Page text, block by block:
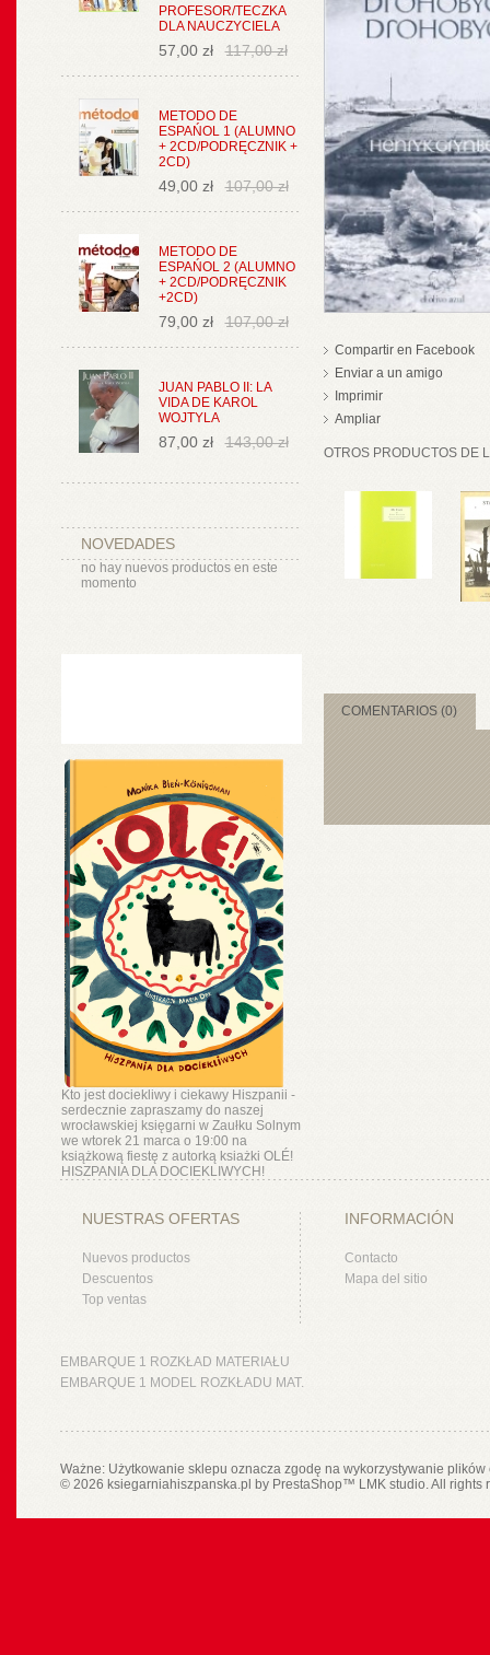
PROFESOR/TECZKA
DLA NAUCZYCIELA
57,00 zł 117,00 zł
METODO DE
ESPAŃOL 1 (ALUMNO
+ 2CD/PODRĘCZNIK +
2CD)
49,00 zł 107,00 zł
METODO DE
ESPAŃOL 2 (ALUMNO
+ 2CD/PODRĘCZNIK
+2CD)
79,00 zł 107,00 zł
JUAN PABLO II: LA
VIDA DE KAROL
WOJTYLA
87,00 zł 143,00 zł
NOVEDADES
no hay nuevos productos en este
momento
Kto jest dociekliwy i ciekawy Hiszpanii -
serdecznie zapraszamy do naszej
wrocławskiej księgarni w Zaułku Solnym
we wtorek 21 marca o 19:00 na
książkową fiestę z autorką ksiażki OLÉ!
HISZPANIA DLA DOCIEKLIWYCH!
Compartir en Facebook
Enviar a un amigo
Imprimir
Ampliar
OTROS PRODUCTOS DE
COMENTARIOS (0)
NUESTRAS OFERTAS
Nuevos productos
Descuentos
Top ventas
INFORMACIÓN
Contacto
Mapa del sitio
EMBARQUE 1 ROZKŁAD MATERIAŁU
EMBARQUE 1 MODEL ROZKŁADU MAT.
Ważne: Użytkowanie sklepu oznacza zgodę na wykorzystywanie
© 2026 ksiegarniahiszpanska.pl by PrestaShop™ LMK studio. All rights